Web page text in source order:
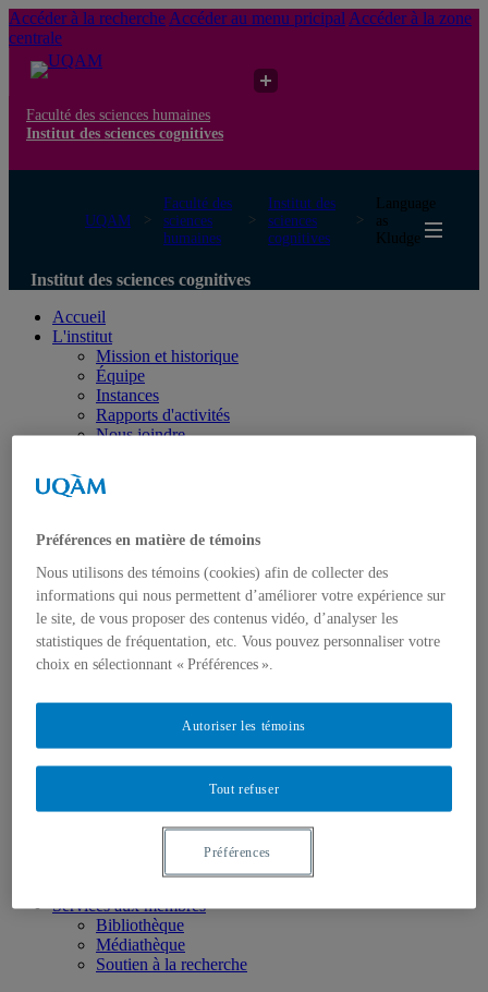
Accéder à la recherche Accéder au menu pricipal Accéder à la zone
centrale
Faculté des sciences humaines
Institut des sciences cognitives
UQAM
Faculté des
sciences
humaines
Institut des
sciences
cognitives
Language
as
Kludge
Institut des sciences cognitives
Accueil
L'institut
Mission et historique
Équipe
Instances
Rapports d'activités
Nous joindre
Devenir membre
Régulier
Membres associé.es
Concentration de 2e cycle
Concentration de 3e cycle
Recherche
Pôle 1 : Langue, langage et parole
Pôle 2 : Perception et action
Pôle 4 : Apprentissage
Pôle 5 : Cognition organisationnelle
Partenaires et collaborations
Thèmes transversaux
Ateliers/Séminaires/Colloques
Conférences
Services aux membres
Bibliothèque
Médiathèque
Soutien à la recherche
Préférences en matière de témoins
Nous utilisons des témoins (cookies) afin de collecter des
informations qui nous permettent d’améliorer votre expérience sur
le site, de vous proposer des contenus vidéo, d’analyser les
statistiques de fréquentation, etc. Vous pouvez personnaliser votre
choix en sélectionnant « Préférences ».
Tout refuser
Autoriser les témoins
Préférences